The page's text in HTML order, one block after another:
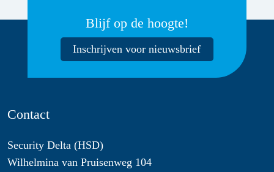
Blijf op de hoogte!
Inschrijven voor nieuwsbrief
Contact
Security Delta (HSD)
Wilhelmina van Pruisenweg 104